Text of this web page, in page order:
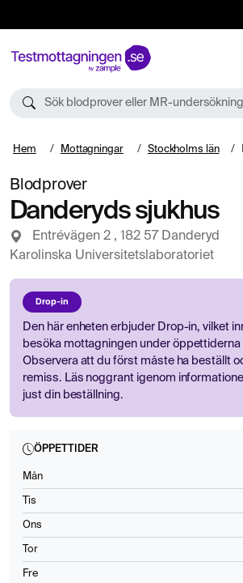
Sök blodprover eller MR-
Hem Mottagningar Stockholms län
Blodprover
Danderyds sjukhus
Entrévägen 2 , 182 57 Danderyd
Karolinska Universitetslaboratoriet
Drop-in
Den här enheten erbjuder Drop-in, vilket
besöka mottagningen under öppettiderna
Observera att du först måste ha beställt
remiss. Läs noggrant igenom
just din beställning.
ÖPPETTIDER
Mån
Tis
Ons
Tor
Fre